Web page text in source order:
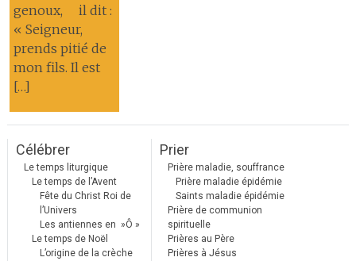
genoux, il dit :
« Seigneur,
prends pitié de
mon fils. Il est
[…]
Célébrer
Le temps liturgique
Le temps de l’Avent
Fête du Christ Roi de
l’Univers
Les antiennes en »Ô »
Le temps de Noël
L’origine de la crèche
Prier
Prière maladie, souffrance
Prière maladie épidémie
Saints maladie épidémie
Prière de communion
spirituelle
Prières au Père
Prières à Jésus